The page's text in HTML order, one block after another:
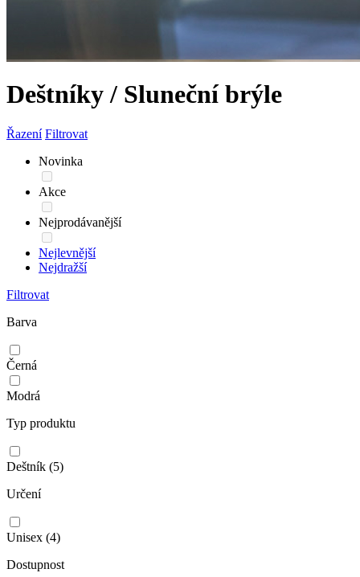
Deštníky / Sluneční brýle
Řazení Filtrovat
Novinka
Akce
Nejprodávanější
Nejlevnější
Nejdražší
Filtrovat
Barva
Černá
Modrá
Typ produktu
Deštník (5)
Určení
Unisex (4)
Dostupnost